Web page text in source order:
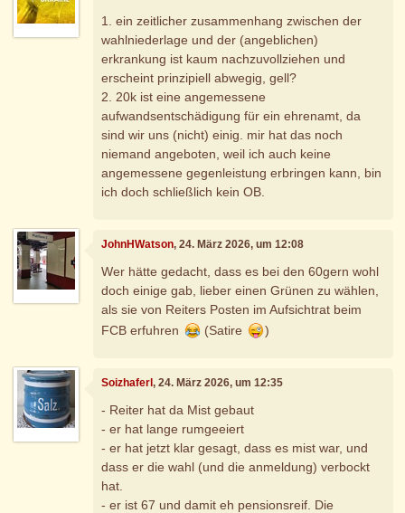
1. ein zeitlicher zusammenhang zwischen der
wahlniederlage und der (angeblichen)
erkrankung ist kaum nachzuvollziehen und
erscheint prinzipiell abwegig, gell?
2. 20k ist eine angemessene
aufwandsentschädigung für ein ehrenamt, da
sind wir uns (nicht) einig. mir hat das noch
niemand angeboten, weil ich auch keine
angemessene gegenleistung erbringen kann, bin
ich doch schließlich kein OB.
JohnHWatson, 24. März 2026, um 12:08
Wer hätte gedacht, dass es bei den 60gern wohl
doch einige gab, lieber einen Grünen zu wählen,
als sie von Reiters Posten im Aufsichtrat beim
FCB erfuhren
(Satire )
Soizhaferl, 24. März 2026, um 12:35
- Reiter hat da Mist gebaut
- er hat lange rumgeeiert
- er hat jetzt klar gesagt, dass es mist war, und
dass er die wahl (und die anmeldung) verbockt
hat.
- er ist 67 und damit eh pensionsreif. Die